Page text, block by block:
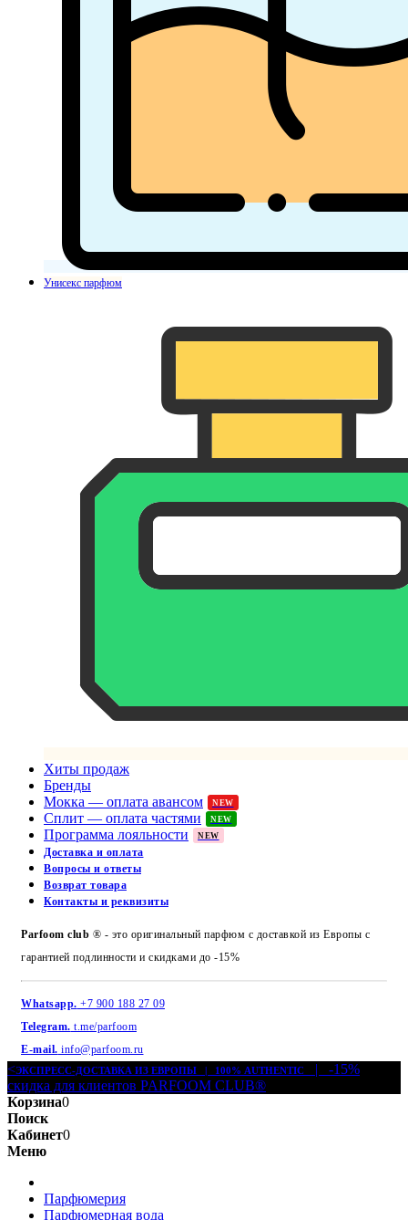
Унисекс парфюм
Хиты продаж
Бренды
Мокка — оплата авансом
NEW
Сплит — оплата частями NEW
Программа лояльности NEW
Доставка и оплата
Вопросы и ответы
Возврат товара
Контакты и реквизиты
Parfoom club ® - это оригинальный парфюм с доставкой из Европы с
гарантией подлинности и скидками до -15%
Whatsapp. +7 900 188 27 09
Telegram. t.me/parfoom
E-mail. info@parfoom.ru
<ЭКСПРЕСС-ДОСТАВКА ИЗ ЕВРОПЫ | 100% AUTHENTIC
| -15%
скидка для клиентов PARFOOM CLUB®
Корзина0
Поиск
Кабинет0
Меню
Парфюмерия
Парфюмерная вода